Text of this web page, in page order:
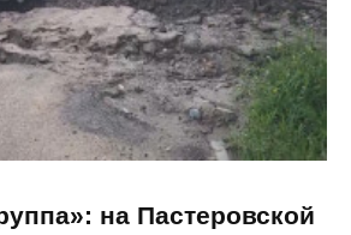
на Пастеровской